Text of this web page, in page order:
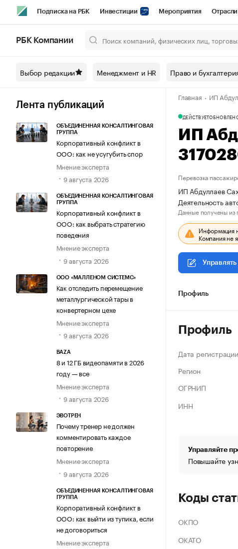
Подписка на РБК Инвестиции Мероприятия Отрасли
Спецпроекты СПб Конференции СПб Спецпроекты
Технологии и медиа Рынок наличной валюты
РБК Компании
Выбор редакции Менеджмент и HR Право и
Лента публикаций
ОБЪЕДИНЕННАЯ КОНСАЛТИНГОВАЯ
ГРУППА
Корпоративный конфликт в
ООО: как не усугубить спор
Мнение эксперта
9 августа 2026
ОБЪЕДИНЕННАЯ КОНСАЛТИНГОВАЯ
ГРУППА
Корпоративный конфликт в
ООО: как выбрать стратегию
поведения
Мнение эксперта
9 августа 2026
ООО «МАЛЛЕНОМ СИСТЕМС»
Как отследить перемещение
металлургической тары в
конвертерном цехе
Мнение эксперта
9 августа 2026
BAZA
8 и 12 ГБ видеопамяти в 2026
году — все
Мнение эксперта
9 августа 2026
ЭВОТРЕН
Почему тренер не должен
комментировать каждое
повторение
Мнение эксперта
9 августа 2026
ОБЪЕДИНЕННАЯ КОНСАЛТИНГОВАЯ
ГРУППА
Корпоративный конфликт в
ООО: как выйти из тупика, если
не договориться
Мнение эксперта
Главная ИП
ДЕЙСТВУЕТ
ИП
Перевозка
ИП Абдуллаев
Деятельность
Данные получены из
Информация
Компания не
Профиль
Профиль
Дата регистрации
Регион
ОГРНИП
ИНН
Управляйте
Повышайте
Коды
ОКПО
ОКАТО